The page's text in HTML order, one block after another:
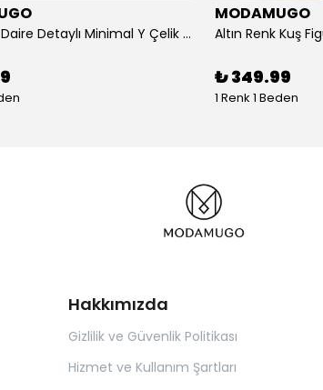
Altın Renk Daire Detaylı Minimal Y Çelik Kolye
MODAMUGO
₺ 349.99
1 Renk 1 Beden
Hakkımızda
Gizlilik ve Güvenlik Politikası
Hizmet ve Kullanım Şartları